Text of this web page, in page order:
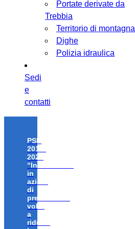
Portate derivate da
Trebbia
Territorio di montagna
Dighe
Polizia idraulica
Sedi
e
contatti
PSR
2014-
2020
“Investimenti
in
azioni
di
prevenzione
volte
a
ridurre